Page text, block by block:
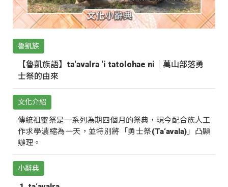
魯凱族
【魯凱族語】ta‘avalra ‘i tatolohae ni｜萬山部落勇
士祭的由來
文化介紹
傳統祖靈祭是一系列為期四個月的祭典，現今配合族人工
作求學濃縮為一天，並特別將「勇士祭(Ta‘avala)」凸顯
辦理。
小辭典